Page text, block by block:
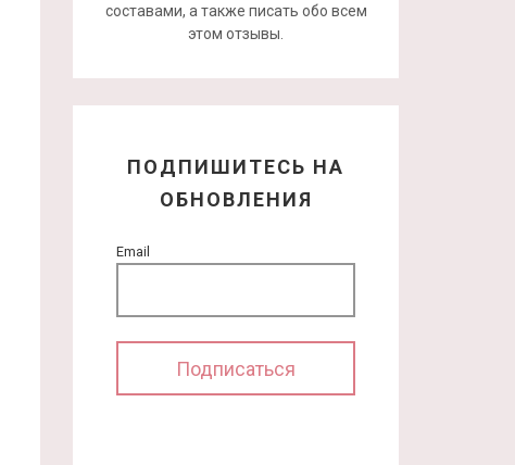
составами, а также писать обо всем
этом отзывы.
ПОДПИШИТЕСЬ НА
ОБНОВЛЕНИЯ
Email